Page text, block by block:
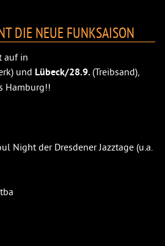
DIE NEUE FUNKSAISON
auf in
und Lübeck/28.9. (Treibsand),
Hamburg!!
Night der Dresdener Jazztage (u.a.
tba